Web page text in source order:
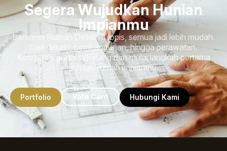
Segera Wujudkan Hunian
Impianmu
Bersama Rumah Desain Tropis, semua jadi lebih mudah.
Dari desain, pembangunan, hingga perawatan.
Konsultasi gratis sekarang dan mulai langkah pertama
menuju rumah impianmu.
Portfolio Rate Card Hubungi Kami